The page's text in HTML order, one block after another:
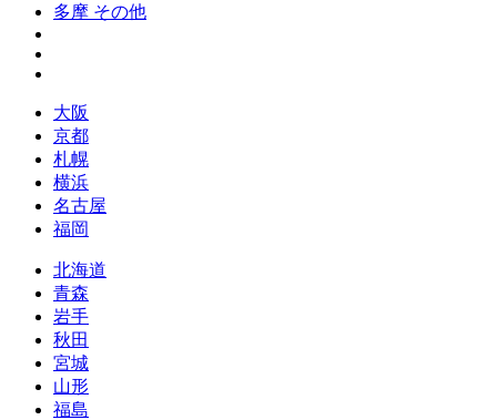
多摩 その他
大阪
京都
札幌
横浜
名古屋
福岡
北海道
青森
岩手
秋田
宮城
山形
福島